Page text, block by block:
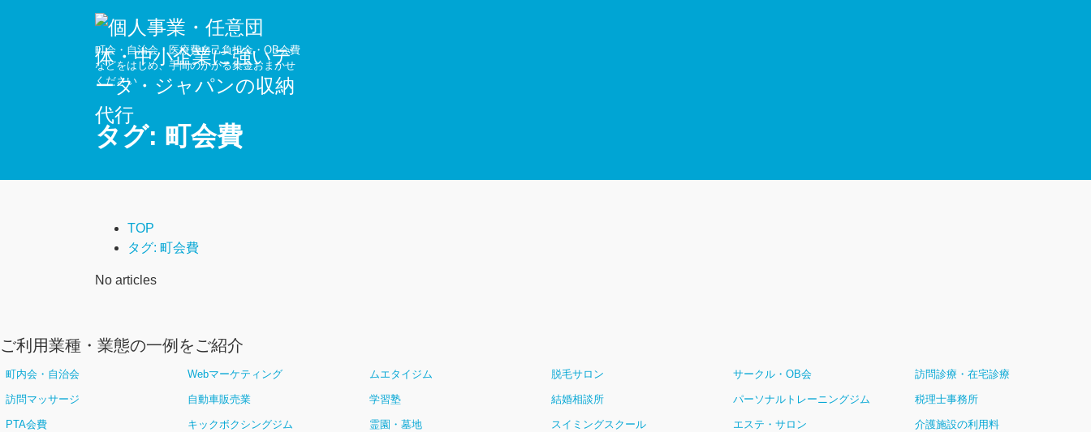
町会・自治会・医療費自己負担金・OB会費
などをはじめ、手間のかかる集金おまかせ
ください
タグ: 町会費
TOP
タグ: 町会費
No articles
ご利用業種・業態の一例をご紹介
町内会・自治会 Webマーケティング ムエタイジム 脱毛サロン サークル・OB会 訪問診療・在宅診療
訪問マッサージ 自動車販売業 学習塾 結婚相談所 パーソナルトレーニングジム 税理士事務所
PTA会費 キックボクシングジム 霊園・墓地 スイミングスクール エステ・サロン 介護施設の利用料